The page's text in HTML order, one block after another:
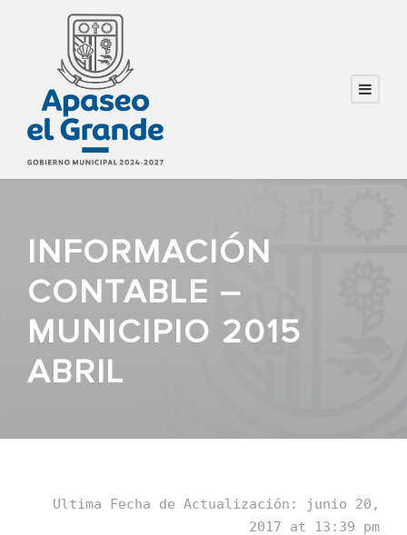
INFORMACIÓN
CONTABLE –
MUNICIPIO 2015
ABRIL
Ultima Fecha de Actualización: junio 20,
2017 at 13:39 pm